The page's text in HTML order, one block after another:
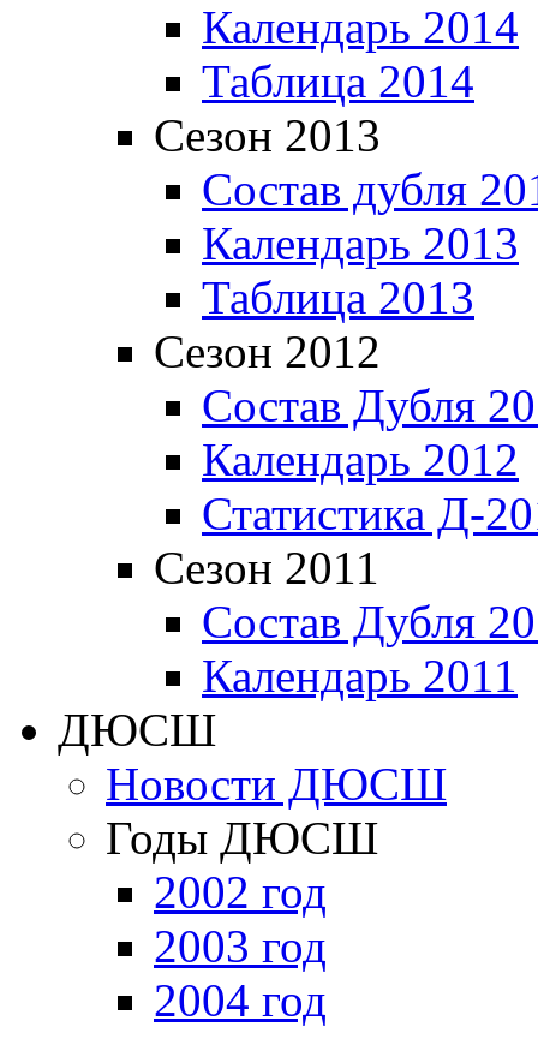
Календарь 2014
Таблица 2014
Сезон 2013
Состав дубля
Календарь 2013
Таблица 2013
Сезон 2012
Состав Дубля
Календарь 2012
Статистика Д-
Сезон 2011
Состав Дубля
Календарь 2011
ДЮСШ
Новости ДЮСШ
Годы ДЮСШ
2002 год
2003 год
2004 год